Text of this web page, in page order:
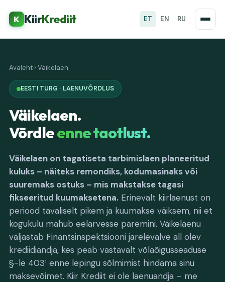
K KiirKrediit ET EN RU
Avaleht › Väikelaen
EESTI TURG · LAENUVÕRDLUS
Väikelaen.
Võrdleenne taotlust.
Väikelaen on tagatiseta tarbimislaen planeeritud
kuluks – näiteks remondiks, kodumasinaks või
suuremaks ostuks – mis makstakse tagasi
fikseeritud kuumaksetena. Erinevalt kiirlaenust on
periood tavaliselt pikem ja kuumakse väiksem, nii et
kogukulu mahub eelarvesse paremini. Väikelaenu
väljastab Finantsinspektsiooni järelevalve all olev
krediidiandja, kes peab vastavalt võlaõigusseaduse
§-le 403¹ enne lepingu sõlmimist hindama sinu
maksevõimet. Kiir Krediit ei ole laenuandja – me